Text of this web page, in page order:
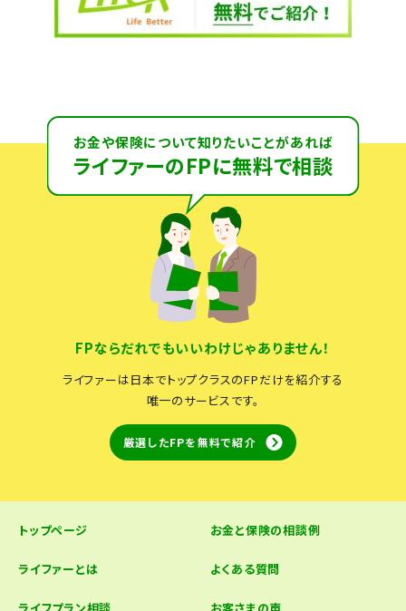
お金や保険について知りたいことがあれば
ライファーのFPに無料で相談
FPならだれでもいいわけじゃありません！
ライファーは日本でトップクラスのFPだけを紹介する
唯一のサービスです。
厳選したFPを無料で紹介
トップページ
ライファーとは
お金と保険の相談例
よくある質問